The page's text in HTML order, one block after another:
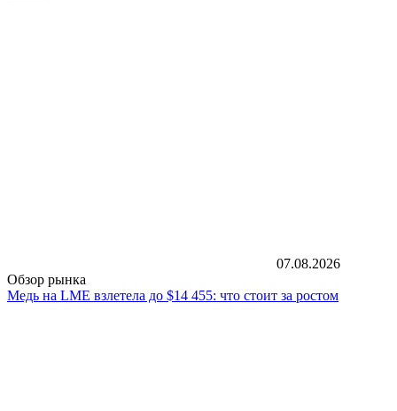
07.08.2026
Обзор рынка
Медь на LME взлетела до $14 455: что стоит за ростом